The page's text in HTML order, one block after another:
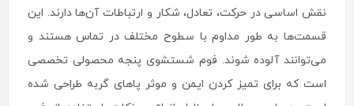
نقش اساسی در حرکت، تعادل، شکار و ارتباطات آن‌ها دارند. این
قسمت‌ها به طور مداوم با سطوح مختلف در تماس هستند و
می‌توانند آلوده شوند. فوم شستشوی پنجه محصولی تخصصی
است که برای تمیز کردن ایمن و موثر پاهای گربه طراحی شده